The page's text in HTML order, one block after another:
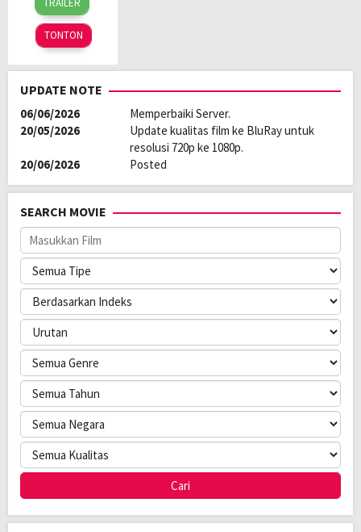
Dec
2025
Jackman
TRAILER
TONTON
UPDATE NOTE
06/06/2026
Memperbaiki Server.
20/05/2026
Update kualitas film ke BluRay untuk
resolusi 720p ke 1080p.
20/06/2026
Posted
SEARCH MOVIE